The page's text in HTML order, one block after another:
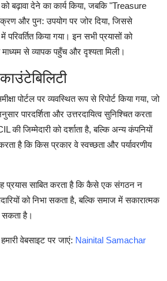
को बढ़ावा देने का कार्य किया, जबकि "Treasure
और पुन: उपयोग पर जोर दिया, जिससे
किया गया। इन सभी प्रयासों को
माध्यम से व्यापक पहुँच और दृश्यता मिली।
पोर्टल पर व्यवस्थित रूप से रिपोर्ट किया गया, जो
पारदर्शिता और उत्तरदायित्व सुनिश्चित करता
जिम्मेदारी को दर्शाता है, बल्कि अन्य कंपनियों
है कि किस प्रकार वे स्वच्छता और पर्यावरणीय
प्रयास साबित करता है कि कैसे एक संगठन न
को निभा सकता है, बल्कि समाज में सकारात्मक
सकता है।
वेबसाइट पर जाएं: Nainital Samachar